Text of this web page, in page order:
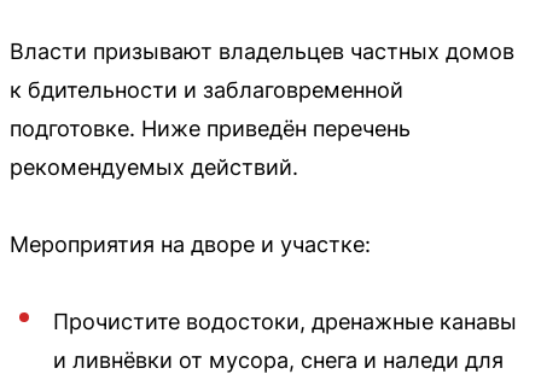
Власти призывают владельцев частных домов
к бдительности и заблаговременной
подготовке. Ниже приведён перечень
рекомендуемых действий.
Мероприятия на дворе и участке:
Прочистите водостоки, дренажные канавы
и ливнёвки от мусора, снега и наледи для